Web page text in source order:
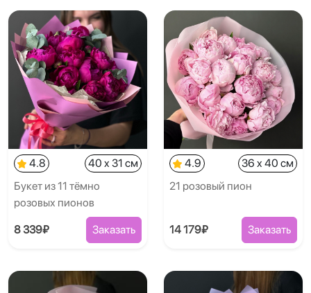
4.8
40 x 31 см
Букет из 11 тёмно
розовых пионов
8 339₽ Заказать
4.9
36 x 40 см
21 розовый пион
14 179₽ Заказать